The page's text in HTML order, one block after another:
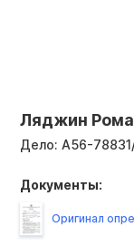
Ляджин
Дело: А56-
Документы:
Оригинал